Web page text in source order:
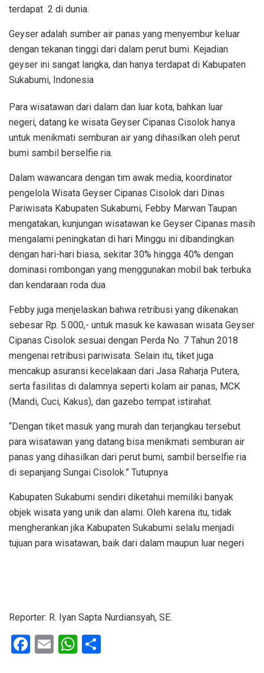
terdapat 2 di dunia.
Geyser adalah sumber air panas yang menyembur keluar
dengan tekanan tinggi dari dalam perut bumi. Kejadian
geyser ini sangat langka, dan hanya terdapat di Kabupaten
Sukabumi, Indonesia
Para wisatawan dari dalam dan luar kota, bahkan luar
negeri, datang ke wisata Geyser Cipanas Cisolok hanya
untuk menikmati semburan air yang dihasilkan oleh perut
bumi sambil berselfie ria.
Dalam wawancara dengan tim awak media, koordinator
pengelola Wisata Geyser Cipanas Cisolok dari Dinas
Pariwisata Kabupaten Sukabumi, Febby Marwan Taupan
mengatakan, kunjungan wisatawan ke Geyser Cipanas masih
mengalami peningkatan di hari Minggu ini dibandingkan
dengan hari-hari biasa, sekitar 30% hingga 40% dengan
dominasi rombongan yang menggunakan mobil bak terbuka
dan kendaraan roda dua
Febby juga menjelaskan bahwa retribusi yang dikenakan
sebesar Rp. 5.000,- untuk masuk ke kawasan wisata Geyser
Cipanas Cisolok sesuai dengan Perda No. 7 Tahun 2018
mengenai retribusi pariwisata. Selain itu, tiket juga
mencakup asuransi kecelakaan dari Jasa Raharja Putera,
serta fasilitas di dalamnya seperti kolam air panas, MCK
(Mandi, Cuci, Kakus), dan gazebo tempat istirahat.
“Dengan tiket masuk yang murah dan terjangkau tersebut
para wisatawan yang datang bisa menikmati semburan air
panas yang dihasilkan dari perut bumi, sambil berselfie ria
di sepanjang Sungai Cisolok.” Tutupnya
Kabupaten Sukabumi sendiri diketahui memiliki banyak
objek wisata yang unik dan alami. Oleh karena itu, tidak
mengherankan jika Kabupaten Sukabumi selalu menjadi
tujuan para wisatawan, baik dari dalam maupun luar negeri
Reporter: R. Iyan Sapta Nurdiansyah, SE.
F
E
W